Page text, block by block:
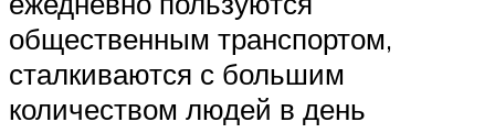
общественным транспортом,
сталкиваются с большим
количеством людей в день